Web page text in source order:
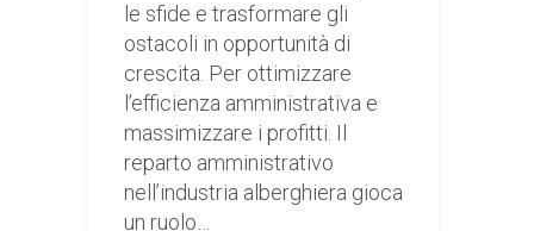
le sfide e trasformare gli
ostacoli in opportunità di
crescita. Per ottimizzare
l’efficienza amministrativa e
massimizzare i profitti. Il
reparto amministrativo
nell’industria alberghiera gioca
un ruolo…